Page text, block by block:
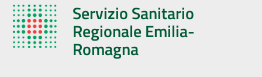
Servizio Sanitario
Regionale Emilia-
Romagna